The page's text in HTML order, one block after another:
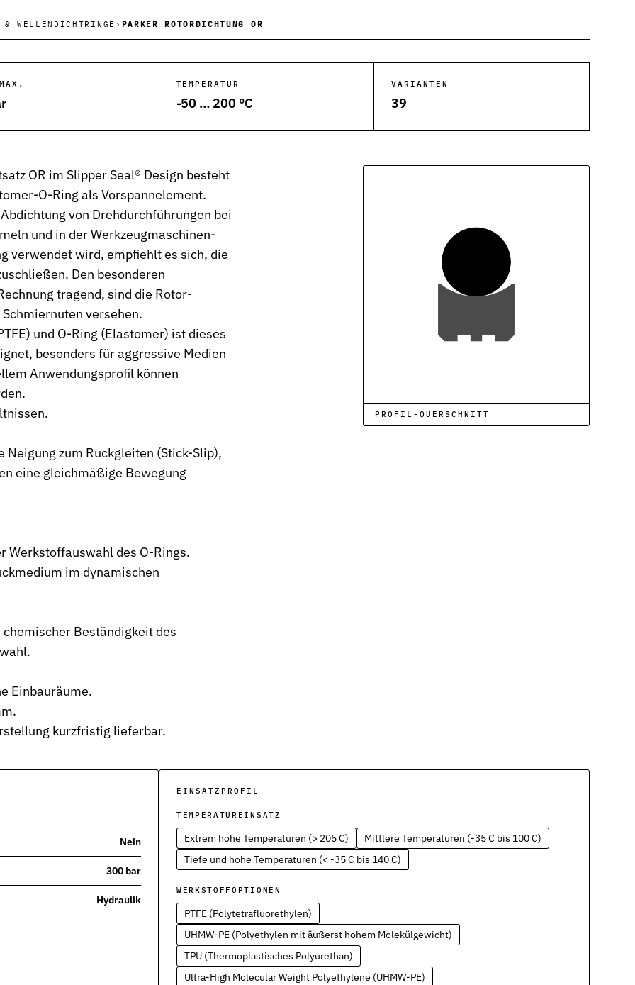
Funktion
& WELLENDICHTRINGE › PARKER ROTORDICHTUNG OR
TEMPERATUR
-50 … 200 °C
VARIANTEN
39
OR im Slipper Seal® Design besteht
O-Ring als Vorspannelement.
von Drehdurchführungen bei
und in der Werkzeugmaschinen-
verwendet wird, empfiehlt es sich, die
Den besonderen
tragend, sind die Rotor-
versehen.
und O-Ring (Elastomer) ist dieses
besonders für aggressive Medien
Anwendungsprofil können
zum Ruckgleiten (Stick-Slip),
eine gleichmäßige Bewegung
Werkstoffauswahl des O-Rings.
im dynamischen
Beständigkeit des
Einbauräume.
kurzfristig lieferbar.
PROFIL-QUERSCHNITT
Nein
300 bar
Hydraulik
EINSATZPROFIL
TEMPERATUREINSATZ
Extrem hohe Temperaturen (> 205 C)
Mittlere Temperaturen (-35 C bis 100 C)
Tiefe und hohe Temperaturen (< -35 C bis 140 C)
WERKSTOFFOPTIONEN
PTFE (Polytetrafluorethylen)
UHMW-PE (Polyethylen mit äußerst hohem Molekülgewicht)
TPU (Thermoplastisches Polyurethan)
Ultra-High Molecular Weight Polyethylene (UHMW-PE)